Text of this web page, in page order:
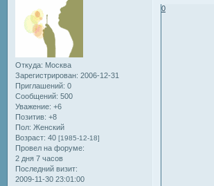
Откуда: Москва
Зарегистрирован: 2006-12-31
Приглашений: 0
Сообщений: 500
Уважение: +6
Позитив: +8
Пол: Женский
Возраст: 40 [1985-12-18]
Провел на форуме:
2 дня 7 часов
Последний визит:
2009-11-30 23:01:00
0